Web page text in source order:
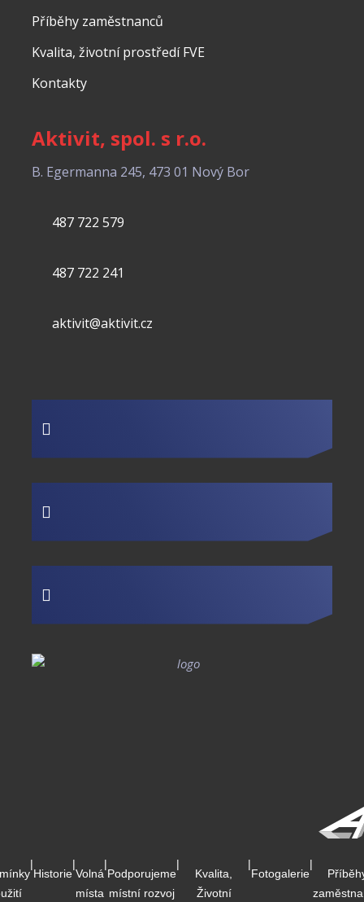
Příběhy zaměstnanců
Kvalita, životní prostředí FVE
Kontakty
Aktivit, spol. s r.o.
B. Egermanna 245, 473 01 Nový Bor
487 722 579
487 722 241
aktivit@aktivit.cz
|
Historie
|
Volná
místa
|
Podporujeme
místní rozvoj
|
Kvalita,
Životní
|
Fotogalerie
|